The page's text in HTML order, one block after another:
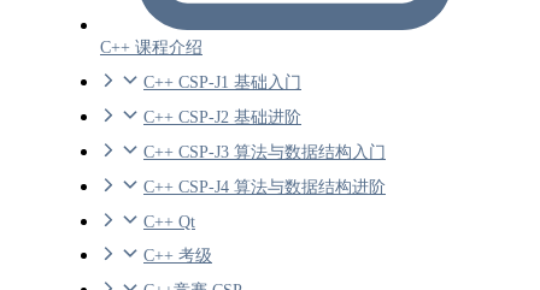
C++ 课程介绍
C++ CSP-J1 基础入门
C++ CSP-J2 基础进阶
C++ CSP-J3 算法与数据结构入门
C++ CSP-J4 算法与数据结构进阶
C++ Qt
C++ 考级